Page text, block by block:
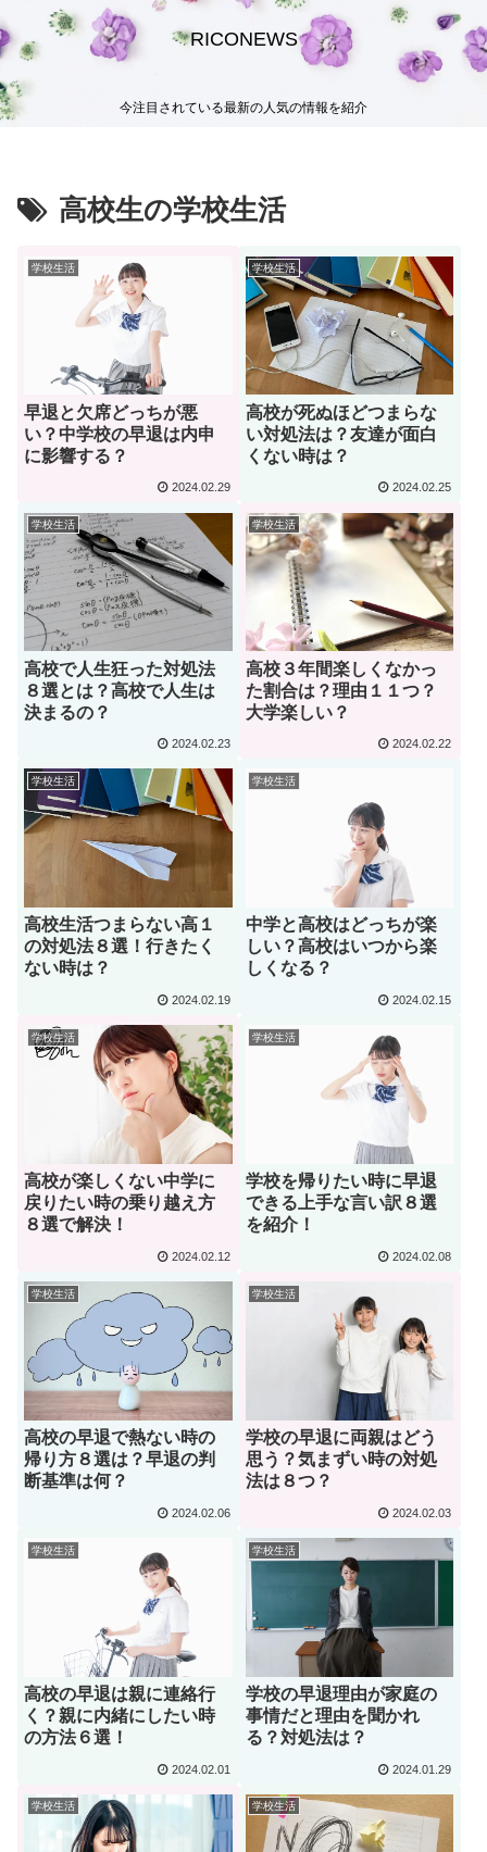
RICONEWS
今注目されている最新の人気の情報を紹介
高校生の学校生活
学校生活
早退と欠席どっちが悪
い？中学校の早退は内申
に影響する？
2024.02.29
学校生活
高校が死ぬほどつまらな
い対処法は？友達が面白
くない時は？
2024.02.25
学校生活
高校で人生狂った対処法
８選とは？高校で人生は
決まるの？
2024.02.23
学校生活
高校３年間楽しくなかっ
た割合は？理由１１つ？
大学楽しい？
2024.02.22
学校生活
高校生活つまらない高１
の対処法８選！行きたく
ない時は？
2024.02.19
学校生活
中学と高校はどっちが楽
しい？高校はいつから楽
しくなる？
2024.02.15
学校生活
高校が楽しくない中学に
戻りたい時の乗り越え方
８選で解決！
2024.02.12
学校生活
学校を帰りたい時に早退
できる上手な言い訳８選
を紹介！
2024.02.08
学校生活
高校の早退で熱ない時の
帰り方８選は？早退の判
断基準は何？
2024.02.06
学校生活
学校の早退に両親はどう
思う？気まずい時の対処
法は８つ？
2024.02.03
学校生活
高校の早退は親に連絡行
く？親に内緒にしたい時
の方法６選！
2024.02.01
学校生活
学校の早退理由が家庭の
事情だと理由を聞かれ
る？対処法は？
2024.01.29
学校生活 学校生活